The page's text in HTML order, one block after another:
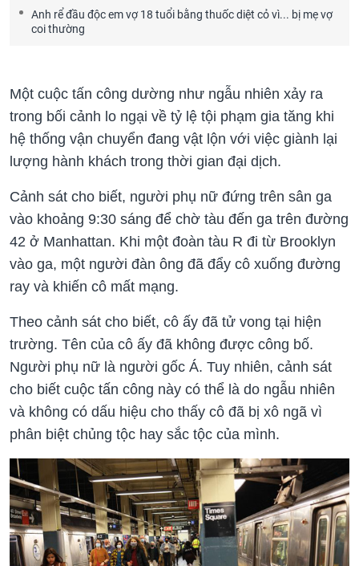
Anh rể đầu độc em vợ 18 tuổi bằng thuốc diệt cỏ vì... bị mẹ vợ
coi thường
Một cuộc tấn công dường như ngẫu nhiên xảy ra
trong bối cảnh lo ngại về tỷ lệ tội phạm gia tăng khi
hệ thống vận chuyển đang vật lộn với việc giành lại
lượng hành khách trong thời gian đại dịch.
Cảnh sát cho biết, người phụ nữ đứng trên sân ga
vào khoảng 9:30 sáng để chờ tàu đến ga trên đường
42 ở Manhattan. Khi một đoàn tàu R đi từ Brooklyn
vào ga, một người đàn ông đã đẩy cô xuống đường
ray và khiến cô mất mạng.
Theo cảnh sát cho biết, cô ấy đã tử vong tại hiện
trường. Tên của cô ấy đã không được công bố.
Người phụ nữ là người gốc Á. Tuy nhiên, cảnh sát
cho biết cuộc tấn công này có thể là do ngẫu nhiên
và không có dấu hiệu cho thấy cô đã bị xô ngã vì
phân biệt chủng tộc hay sắc tộc của mình.